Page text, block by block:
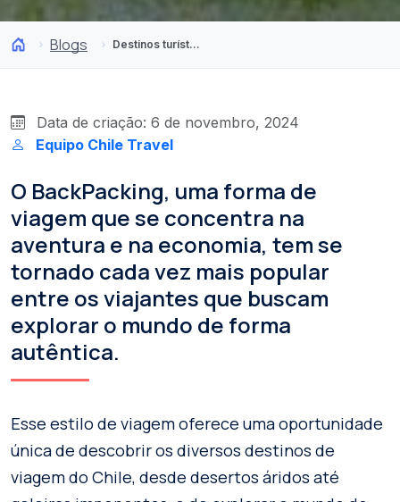
Blogs Destinos turísticos no Chile para fazer BackPacking
Data de criação: 6 de novembro, 2024
Equipo Chile Travel
O BackPacking, uma forma de
viagem que se concentra na
aventura e na economia, tem se
tornado cada vez mais popular
entre os viajantes que buscam
explorar o mundo de forma
autêntica.
Esse estilo de viagem oferece uma oportunidade
única de descobrir os diversos destinos de
viagem do Chile, desde desertos áridos até